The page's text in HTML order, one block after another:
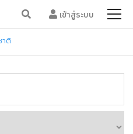
เข้าสู่ระบบ
ติ